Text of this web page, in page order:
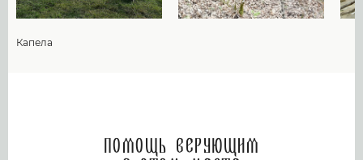
Капела
Помощь верующим